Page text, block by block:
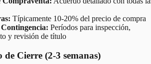
Típicamente 10-20% del precio de compra
Períodos para inspección,
y revisión de título
de Cierre (2-3 semanas)